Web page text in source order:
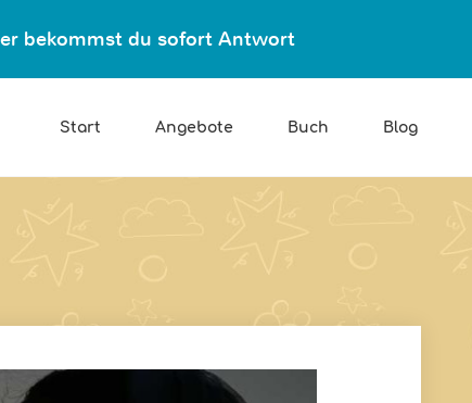
bekommst du sofort Antwort
Start Angebote Buch Blog